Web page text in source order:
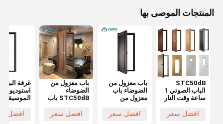
المنتجات الموصى بها
STC50dB
الباب الصوتي 1
ساعة وقت النار
الباب العزل
الصوتي التصميم
افضل سعر
باب معزول من
الضوضاء باب
معزول من
للاستوديو STC
افضل سعر
باب معزول من
الضوضاء
STC50dB باب
باب محصن
افضل سعر
غرفة البيانو
استوديو
الموسيقى
عزل
افضل